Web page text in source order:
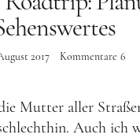
Reisen
Afrika
Seychellen
2017 Kommentare 6
Mutter aller
Auch ich